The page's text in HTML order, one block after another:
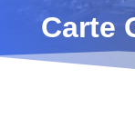
Carte